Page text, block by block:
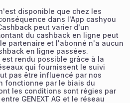
disponible que chez les
dans l'App cashyou
peut varier d'un
du cashback en ligne peut
partenaire et l'abonné n'a aucun
en ligne passées.
rendu possible grâce à la
qui fournissent le suivi
pas être influencé par nos
fonctionne par le biais du
les conditions sont régies par
GENEXT AG et le réseau